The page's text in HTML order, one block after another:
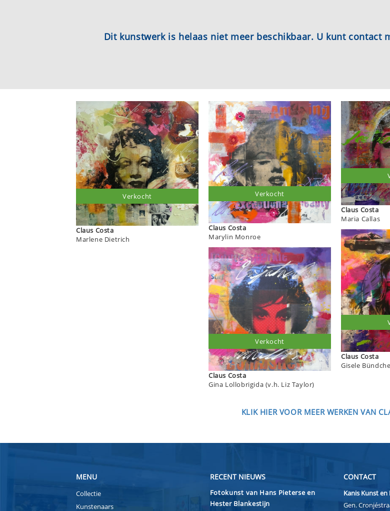
Dit kunstwerk is helaas niet meer beschikbaar. U kunt
Claus Costa
Marlene Dietrich
Verkocht
Claus Costa
Marylin Monroe
Verkocht
Claus Costa
Gina Lollobrigida (v.h. Liz Taylor)
Verkocht
Claus Costa
Maria Callas
Claus Costa
Gisele
KLIK HIER VOOR MEER WERKEN VAN
MENU
Collectie
Kunstenaars
RECENT NIEUWS
Fotokunst van Hans Pieterse en
Hester Blankestijn
CONTACT
Kanis Kunst en
Gen.